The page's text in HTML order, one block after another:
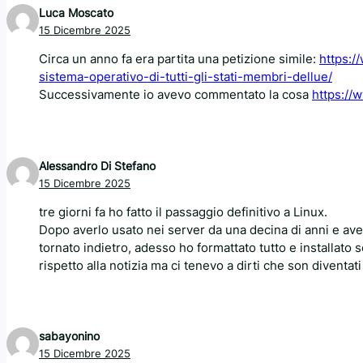
Luca Moscato
15 Dicembre 2025
Circa un anno fa era partita una petizione simile:
sistema-operativo-di-tutti-gli-stati-membri-dellue/
Successivamente io avevo commentato la cosa https://
Alessandro Di Stefano
15 Dicembre 2025
tre giorni fa ho fatto il passaggio definitivo a Linux.
Dopo averlo usato nei server da una decina di anni e
tornato indietro, adesso ho formattato tutto e installato
rispetto alla notizia ma ci tenevo a dirti che son
sabayonino
15 Dicembre 2025